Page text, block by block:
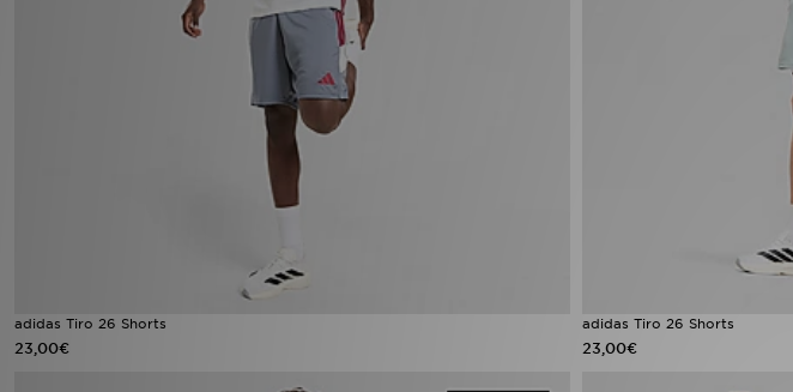
adidas Tiro 26 Shorts
23,00€
adidas Tiro 26 Shorts
23,00€